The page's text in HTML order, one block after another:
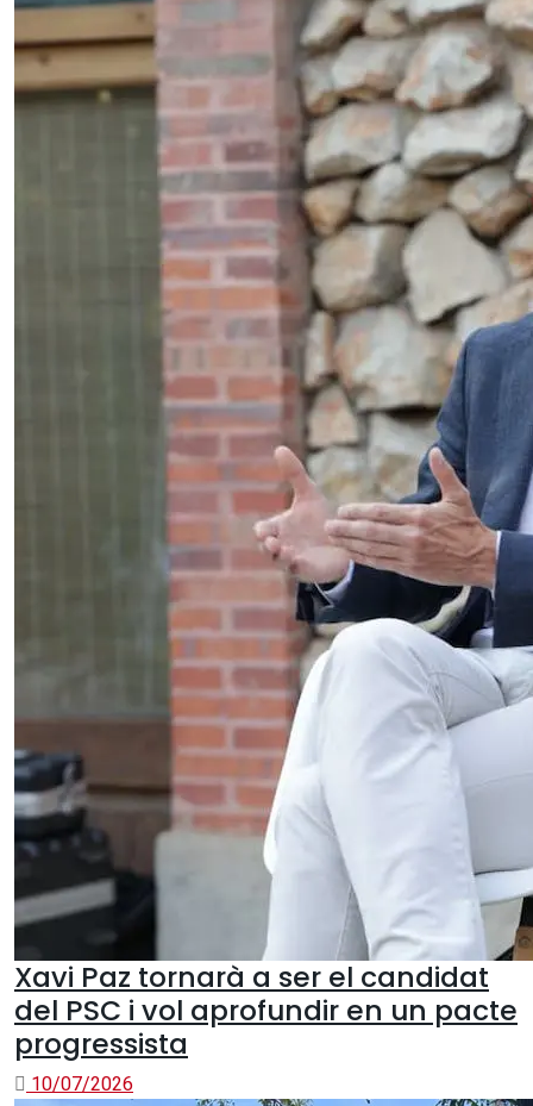
Xavi Paz tornarà a ser el candidat
del PSC i vol aprofundir en un pacte
progressista
10/07/2026